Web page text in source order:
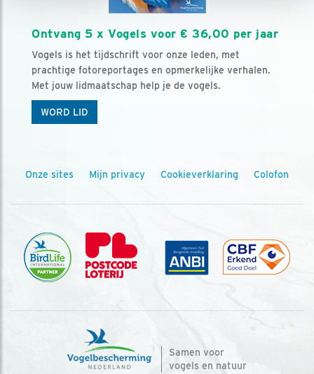
Ontvang 5 x Vogels voor € 36,00 per jaar
Vogels is het tijdschrift voor onze leden, met
prachtige fotoreportages en opmerkelijke verhalen.
Met jouw lidmaatschap help je de vogels.
WORD LID
Onze sites Mijn privacy Cookieverklaring Colofon
Samen voor
vogels en natuur